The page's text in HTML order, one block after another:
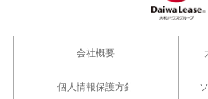
会社概要
個人情報保護方針